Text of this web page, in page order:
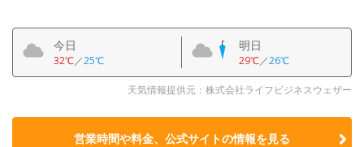
今日
32℃／25℃
明日
29℃／26℃
天気情報提供元：株式会社ライフビジネスウェザー
営業時間や料金、公式サイトの情報を見る